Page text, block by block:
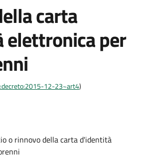
carta
per
12-23~art4)
o rinnovo della carta d'identità